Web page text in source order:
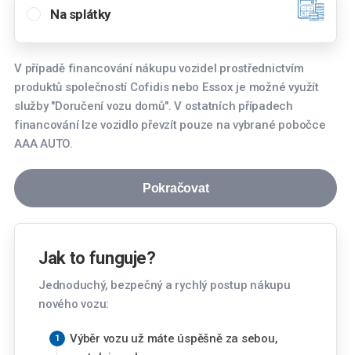
Na splátky
V případě financování nákupu vozidel prostřednictvím
produktů společností Cofidis nebo Essox je možné využít
služby "Doručení vozu domů". V ostatních případech
financování lze vozidlo převzít pouze na vybrané pobočce
AAA AUTO.
Pokračovat
Jak to funguje?
Jednoduchý, bezpečný a rychlý postup nákupu
nového vozu:
Výběr vozu už máte úspěšně za sebou,
Spočítejte si měsíční splátku
Měsíční splátka
Pražská 4723, 430 01 Chomutov
Koutníkova 272/39, 503 01 Hradec Králové
Jihlava
Znojemská 2380/82, 586 01 Jihlava
OC Korso ( parkoviště ). - Nádražní 1939/4a,
Gen. Klapálka 2810, 272 01 Kladno
Kolín
Havlíčkova 184, 280 02 Kolín
Kosmonosy (Mladá Boleslav)